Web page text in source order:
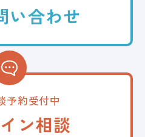
い合わせ
予約受付中
ン相談